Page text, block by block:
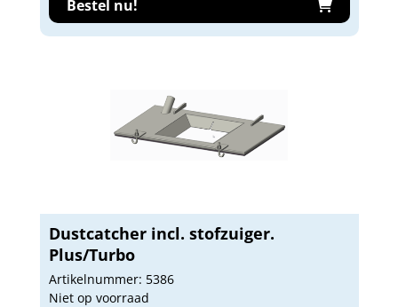
Bestel nu!
Dustcatcher incl. stofzuiger.
Plus/Turbo
Artikelnummer: 5386
Niet op voorraad